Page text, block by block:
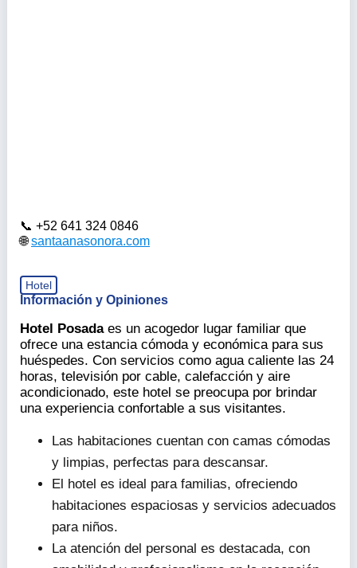
+52 641 324 0846
santaanasonora.com
Hotel
Información y Opiniones
Hotel Posadaes un acogedor lugar familiar que
ofrece una estancia cómoda y económica para sus
huéspedes. Con servicios como agua caliente las 24
horas, televisión por cable, calefacción y aire
acondicionado, este hotel se preocupa por brindar
una experiencia confortable a sus visitantes.
Las habitaciones cuentan con camas cómodas
y limpias, perfectas para descansar.
El hotel es ideal para familias, ofreciendo
habitaciones espaciosas y servicios adecuados
para niños.
La atención del personal es destacada, con